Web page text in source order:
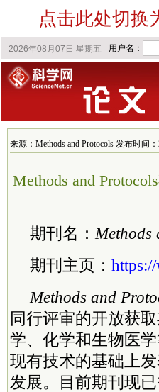
点击此处切换
来源：Methods and Protocols 发布时间
Methods and
期刊名： Methods
期刊主页：
Methods and
同行评审的开放获
学、化学和生物医
现有技术的基础上
发展。目前期刊现已